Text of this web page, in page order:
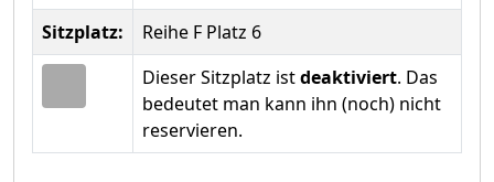
Sitzplatz:
Reihe F Platz 6
Dieser Sitzplatz istdeaktiviert. Das
bedeutet man kann ihn (noch) nicht
reservieren.